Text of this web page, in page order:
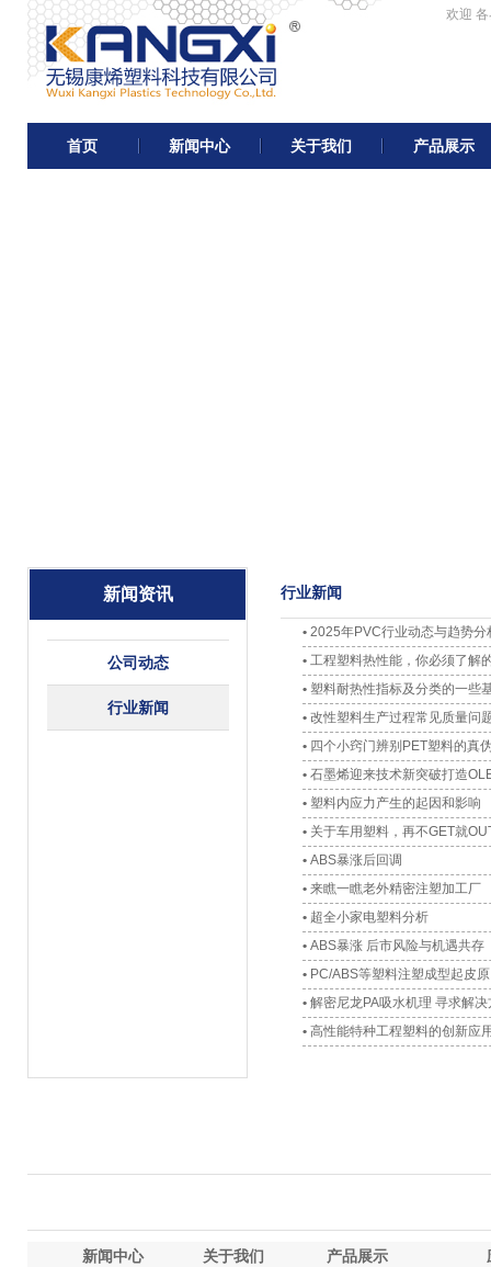
欢迎
首页 新闻中心 关于我们 产品展示
新闻资讯
公司动态
行业新闻
行业新闻
• 2025年PVC行业动态与趋势
• 工程塑料热性能，你必须了解
• 塑料耐热性指标及分类的一些
• 改性塑料生产过程常见质量问
• 四个小窍门辨别PET塑料的真
• 石墨烯迎来技术新突破打造
• 塑料内应力产生的起因和影响
• 关于车用塑料，再不GET就
• ABS暴涨后回调
• 来瞧一瞧老外精密注塑加工厂
• 超全小家电塑料分析
• ABS暴涨 后市风险与机遇共存
• PC/ABS等塑料注塑成型起皮
• 解密尼龙PA吸水机理 寻求解决
• 高性能特种工程塑料的创新应
新闻中心 关于我们 产品展示